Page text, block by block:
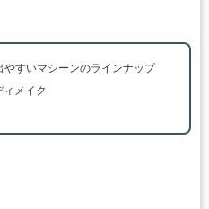
すいマシーンのラインナップ
メイク